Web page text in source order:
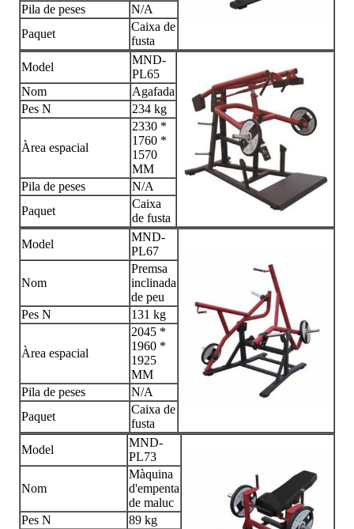
Pila de peses
N/A
Paquet
Caixa de
fusta
Model
MND-
PL65
Nom
Agafada
Pes N
234 kg
Àrea espacial
2330 *
1760 *
1570
MM
Pila de peses
N/A
Paquet
Caixa
de fusta
Model
MND-
PL67
Nom
Premsa
inclinada
de peu
Pes N
131 kg
Àrea espacial
2045 *
1960 *
1925
MM
Pila de peses
N/A
Paquet
Caixa de
fusta
Model
MND-
PL73
Nom
Màquina
d'empenta
de maluc
Pes N
89 kg